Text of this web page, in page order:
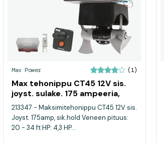
Max Power (1)
Max tehonippu CT45 12V sis.
joyst. sulake. 175 ampeeria,
sulakkeen pito
213347 - Maksimitehonippu CT45 12V sis.
Joyst. 175amp, sik.hold Veneen pituus:
20 - 34 ft HP: 4,3 HP...